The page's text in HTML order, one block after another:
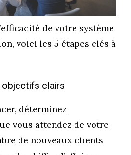
de votre système
voici les 5 étapes clés à
objectifs clairs
déterminez
vous attendez de votre
de nouveaux clients